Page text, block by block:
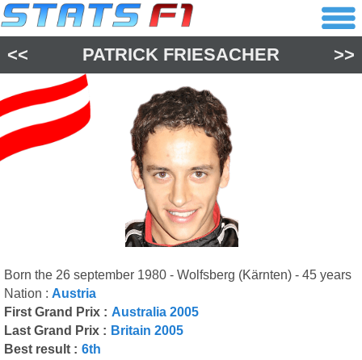
<< PATRICK FRIESACHER >>
Born the 26 september 1980 - Wolfsberg (Kärnten) - 45 years
Nation : Austria
First Grand Prix : Australia 2005
Last Grand Prix : Britain 2005
Best result : 6th